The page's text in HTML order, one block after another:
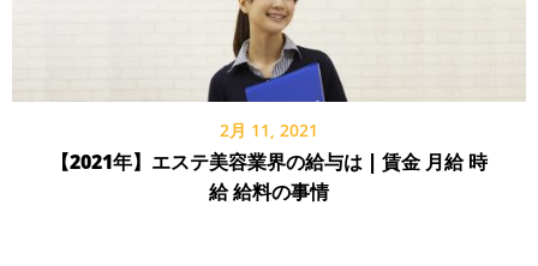
2月 11, 2021
【2021年】エステ美容業界の給与は | 賃金 月給 時
給 給料の事情